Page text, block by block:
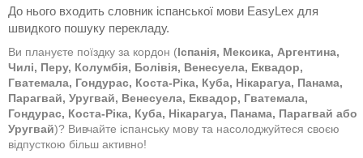
До нього входить словник іспанської мови EasyLex для
швидкого пошуку перекладу.
Ви плануєте поїздку за кордон ( Іспанія, Мексика, Аргентина,
Чилі, Перу, Колумбія, Болівія, Венесуела, Еквадор,
Гватемала, Гондурас, Коста-Ріка, Куба, Нікарагуа, Панама,
Парагвай, Уругвай, Венесуела, Еквадор, Гватемала,
Гондурас, Коста-Ріка, Куба, Нікарагуа, Панама, Парагвай або
Уругвай)? Вивчайте іспанську мову та насолоджуйтеся своєю
відпусткою більш активно!